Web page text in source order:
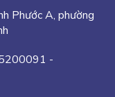
Phước A, phường
-